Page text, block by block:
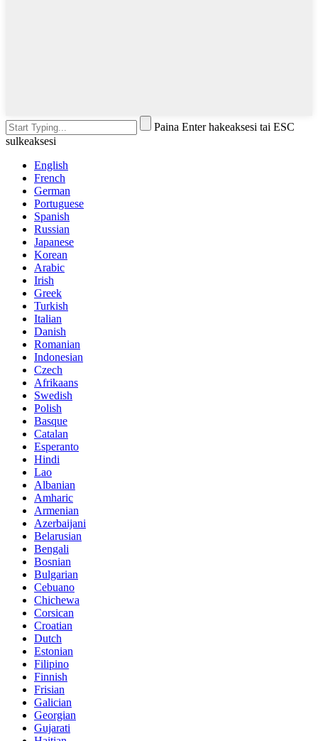
Paina Enter hakeaksesi tai ESC
sulkeaksesi
English
French
German
Portuguese
Spanish
Russian
Japanese
Korean
Arabic
Irish
Greek
Turkish
Italian
Danish
Romanian
Indonesian
Czech
Afrikaans
Swedish
Polish
Basque
Catalan
Esperanto
Hindi
Lao
Albanian
Amharic
Armenian
Azerbaijani
Belarusian
Bengali
Bosnian
Bulgarian
Cebuano
Chichewa
Corsican
Croatian
Dutch
Estonian
Filipino
Finnish
Frisian
Galician
Georgian
Gujarati